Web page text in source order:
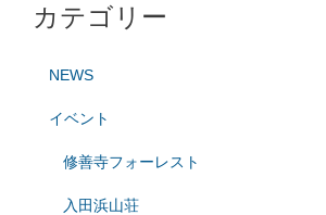
カテゴリー
NEWS
イベント
修善寺フォーレスト
入田浜山荘